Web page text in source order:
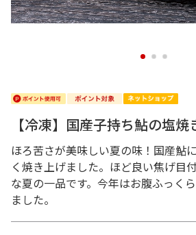
1 2 3
【冷凍】国産子持ち鮎の塩焼
ほろ苦さが美味しい夏の味！国産鮎
く焼き上げました。ほど良い焦げ目
な夏の一品です。今年はお腹ふっく
ました。